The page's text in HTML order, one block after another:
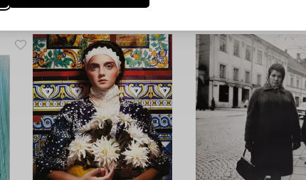
Others have also viewed